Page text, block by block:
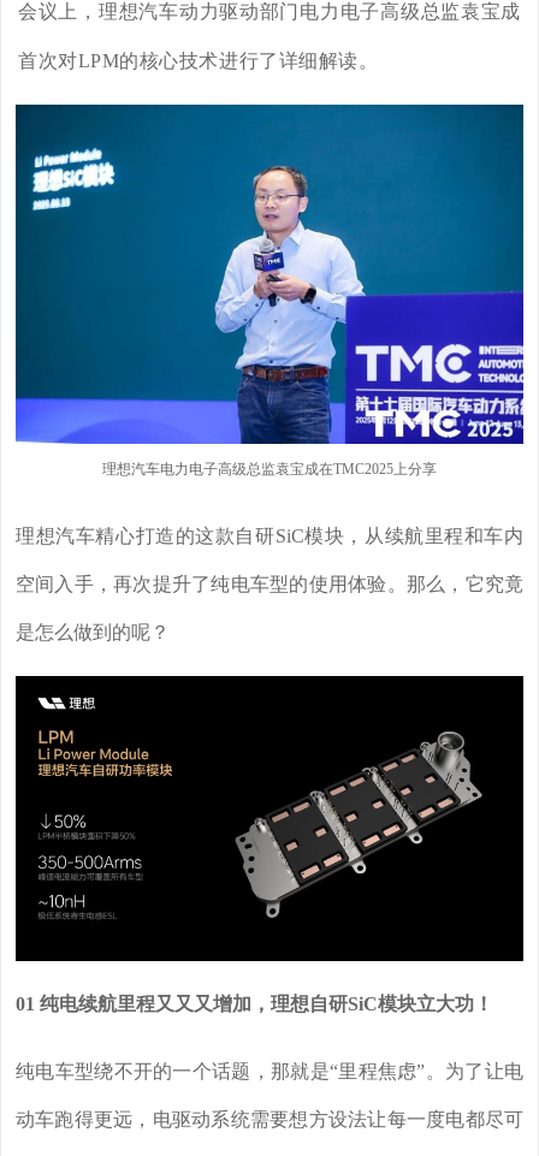
会议上，理想汽车动力驱动部门电力电子高级总监袁宝成
首次对LPM的核心技术进行了详细解读。
理想汽车电力电子高级总监袁宝成在TMC2025上分享
理想汽车精心打造的这款自研SiC模块，从续航里程和车内
空间入手，再次提升了纯电车型的使用体验。那么，它究竟
是怎么做到的呢？
01 纯电续航里程又又又增加，理想自研SiC模块立大功！
纯电车型绕不开的一个话题，那就是“里程焦虑”。为了让电
动车跑得更远，电驱动系统需要想方设法让每一度电都尽可